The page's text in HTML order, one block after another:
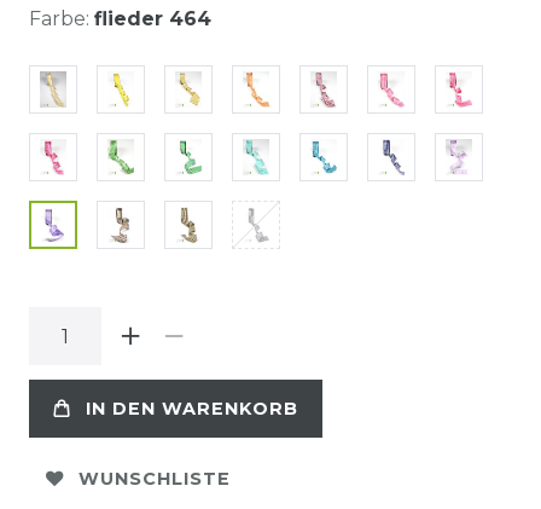
Farbe: flieder 464
IN DEN WARENKORB
WUNSCHLISTE